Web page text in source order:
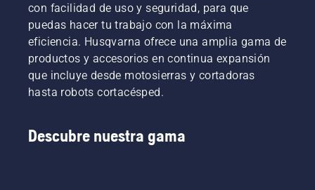
con facilidad de uso y seguridad, para que
puedas hacer tu trabajo con la máxima
eficiencia. Husqvarna ofrece una amplia gama de
productos y accesorios en continua expansión
que incluye desde motosierras y cortadoras
hasta robots cortacésped.
Descubre nuestra gama